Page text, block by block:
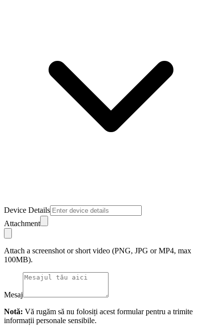
Device Details
Attachment
Attach a screenshot or short video (PNG, JPG or MP4, max
100MB).
Mesaj
Notă: Vă rugăm să nu folosiți acest formular pentru a trimite
informații personale sensibile.